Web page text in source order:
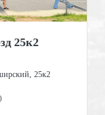
25к2
25к2